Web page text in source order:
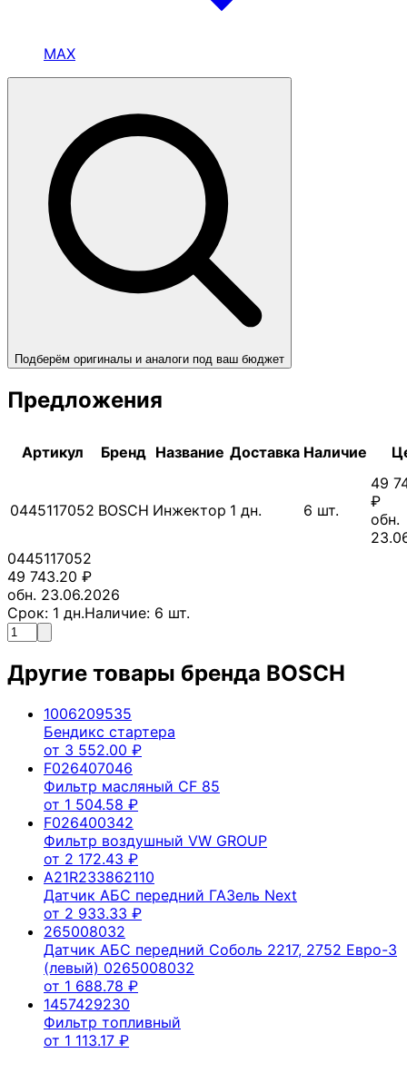
MAX
Подберём оригиналы и аналоги под ваш бюджет
Предложения
Артикул Бренд Название Доставка Наличие
0445117052 BOSCH Инжектор 1 дн. 6 шт.
49
₽
обн.
0445117052
49 743.20 ₽
обн. 23.06.2026
Срок: 1 дн.Наличие: 6 шт.
Другие товары бренда BOSCH
1006209535
Бендикс стартера
от 3 552.00 ₽
F026407046
Фильтр масляный CF 85
от 1 504.58 ₽
F026400342
Фильтр воздушный VW GROUP
от 2 172.43 ₽
A21R233862110
Датчик АБС передний ГАЗель Next
от 2 933.33 ₽
265008032
Датчик АБС передний Соболь 2217, 2752 Евро-3
(левый) 0265008032
от 1 688.78 ₽
1457429230
Фильтр топливный
от 1 113.17 ₽